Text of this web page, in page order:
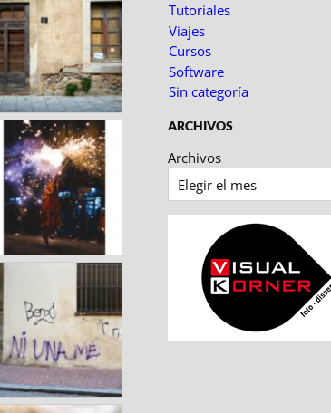
Tutoriales
Viajes
Cursos
Software
Sin categoría
ARCHIVOS
Archivos